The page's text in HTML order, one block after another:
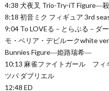
4:38 犬夜叉 Trio-Try-iT Figure―
8:18 初音ミク フィギュア 3rd
9:04 To LOVEる－とらぶる－ダ
モ・ベリア・デビルークwhite
Bunnies Figure―姫路瑞希―
10:13 麻雀ファイトガール フィ
ツバ ダブリエル
12:48 ED